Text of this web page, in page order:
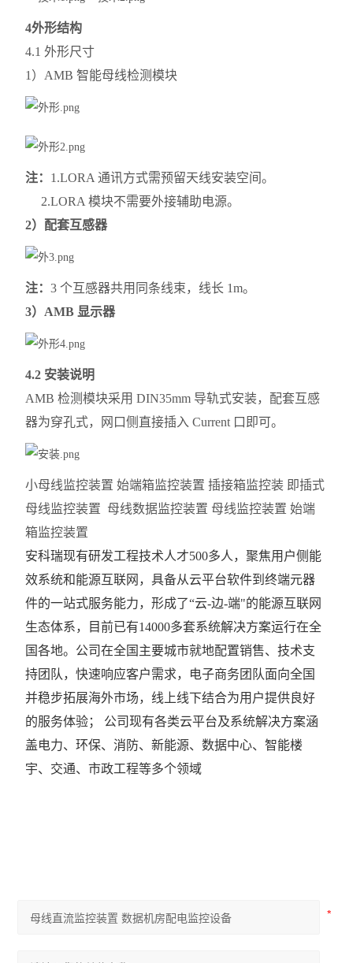
4外形结构
4.1 外形尺寸
1）AMB 智能母线检测模块
注： 1.LORA 通讯方式需预留天线安装空间。
2.LORA 模块不需要外接辅助电源。
2）配套互感器
注：3 个互感器共用同条线束，线长 1m。
3）AMB 显示器
4.2 安装说明
AMB 检测模块采用 DIN35mm 导轨式安装，配套互感
器为穿孔式，网口侧直接插入 Current 口即可。
小母线监控装置 始端箱监控装置 插接箱监控装 即插式
母线监控装置 母线数据监控装置 母线监控装置 始端
箱监控装置
安科瑞现有研发工程技术人才500多人，聚焦用户侧能
效系统和能源互联网，具备从云平台软件到终端元器
件的一站式服务能力，形成了“云-边-端"的能源互联网
生态体系，目前已有14000多套系统解决方案运行在全
国各地。公司在全国主要城市就地配置销售、技术支
持团队，快速响应客户需求，电子商务团队面向全国
并稳步拓展海外市场，线上线下结合为用户提供良好
的服务体验； 公司现有各类云平台及系统解决方案涵
盖电力、环保、消防、新能源、数据中心、智能楼
宇、交通、市政工程等多个领域